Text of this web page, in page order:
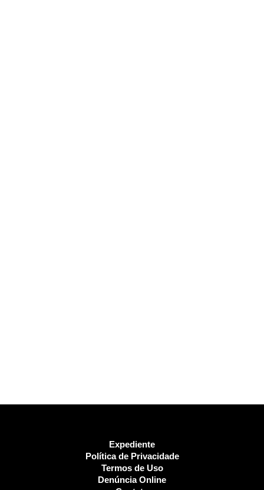
Expediente
Política de Privacidade
Termos de Uso
Denúncia Online